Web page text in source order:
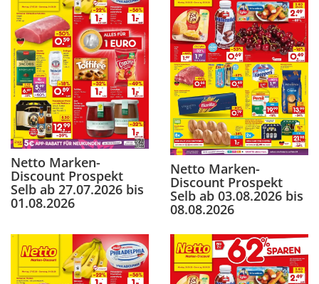
Netto Marken-
Discount Prospekt
Selb ab 27.07.2026 bis
01.08.2026
Netto Marken-
Discount Prospekt
Selb ab 03.08.2026 bis
08.08.2026